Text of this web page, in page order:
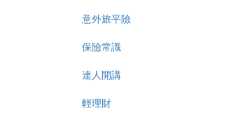
意外旅平險
保險常識
達人開講
輕理財